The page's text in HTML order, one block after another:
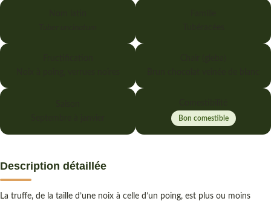
Bon comestible
Description détaillée
La truffe, de la taille d’une noix à celle d’un poing, est plus ou moins